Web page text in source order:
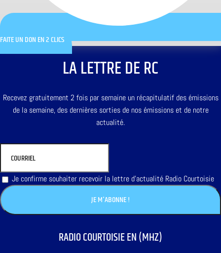
FAITE UN DON EN 2 CLICS
LA LETTRE DE RC
Recevez gratuitement 2 fois par semaine un récapitulatif des émissions
de la semaine, des dernières sorties de nos émissions et de notre
actualité.
Je confirme souhaiter recevoir la lettre d'actualité Radio Courtoisie
RADIO COURTOISIE EN (MHZ)